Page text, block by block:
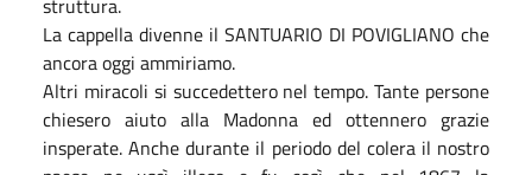
La cappella divenne il SANTUARIO DI POVIGLIANO che
ancora oggi ammiriamo.
Altri miracoli si succedettero nel tempo. Tante persone
chiesero aiuto alla Madonna ed ottennero grazie
insperate. Anche durante il periodo del colera il nostro